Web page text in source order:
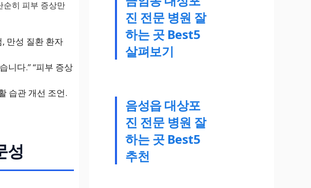
순히 피부 증상만
만성 질환 환자
니다.” “피부 증상
습관 개선 조언.
성
진 전문 병원 잘
하는 곳 Best5
살펴보기
음성읍 대상포
진 전문 병원 잘
하는 곳 Best5
추천